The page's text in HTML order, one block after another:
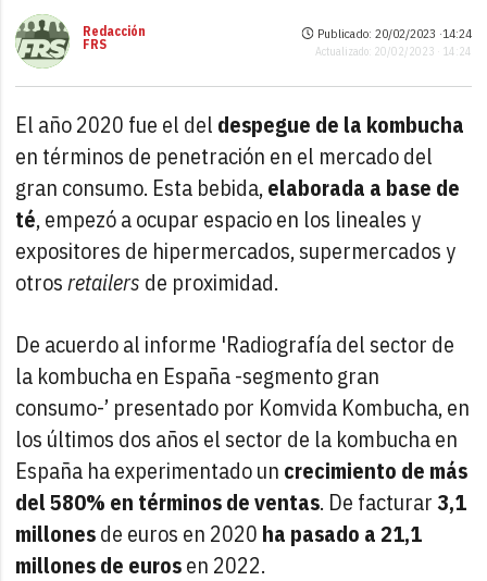
Redacción
FRS
Publicado: 20/02/2023 ·14:24
Actualizado: 20/02/2023 · 14:24
El año 2020 fue el del despegue de la kombucha
en términos de penetración en el mercado del
gran consumo. Esta bebida,elaborada a base de
té, empezó a ocupar espacio en los lineales y
expositores de hipermercados, supermercados y
otrosretailers de proximidad.
De acuerdo al informe 'Radiografía del sector de
la kombucha en España -segmento gran
consumo-’ presentado por Komvida Kombucha, en
los últimos dos años el sector de la kombucha en
España ha experimentado un crecimiento de más
del 580% en términos de ventas. De facturar3,1
millonesde euros en 2020 ha pasado a 21,1
millones de eurosen 2022.